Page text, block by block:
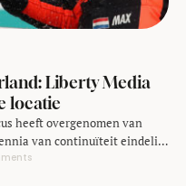
Liberty Media
locatie
heeft overgenomen van
van continuïteit eindelijk
van de autosport. De